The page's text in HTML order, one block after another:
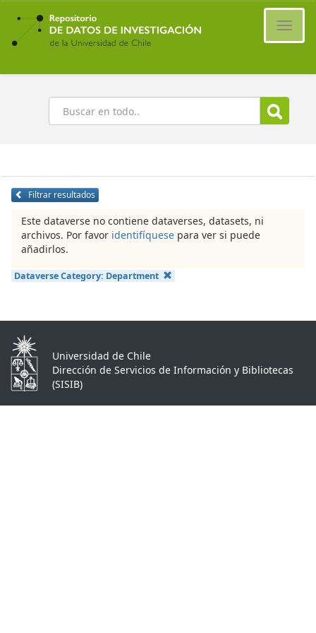
Ir
contenido
principal
Buscar
Filtrar resultados
Este dataverse no contiene dataverses, datasets, ni
archivos. Por favor identifíquese para ver si puede
añadirlos.
Dataverse Category: Department
Universidad de Chile
Dirección de Servicios de Información y Bibliotecas
(SISIB)